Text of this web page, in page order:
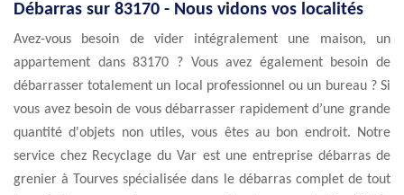
Débarras sur 83170 - Nous vidons vos localités
Avez-vous besoin de vider intégralement une maison, un
appartement dans 83170 ? Vous avez également besoin de
débarrasser totalement un local professionnel ou un bureau ? Si
vous avez besoin de vous débarrasser rapidement d’une grande
quantité d'objets non utiles, vous êtes au bon endroit. Notre
service chez Recyclage du Var est une entreprise débarras de
grenier à Tourves spécialisée dans le débarras complet de tout